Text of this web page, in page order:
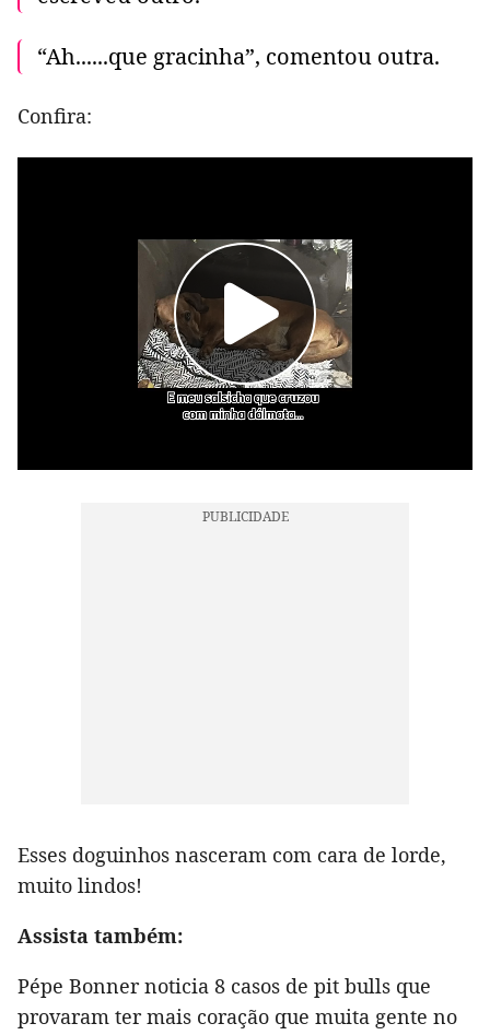
“Ah......que gracinha”, comentou outra.
Confira:
Esses doguinhos nasceram com cara de lorde,
muito lindos!
Assista também:
Pépe Bonner noticia 8 casos de pit bulls que
provaram ter mais coração que muita gente no